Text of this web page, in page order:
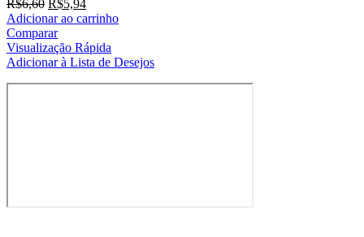
R$6,60
preço
original
era:
R$6,60.
R$5,94
preço
é:
R$5,94.
Adicionar ao carrinho
Comparar
Visualização Rápida
Adicionar à Lista de Desejos